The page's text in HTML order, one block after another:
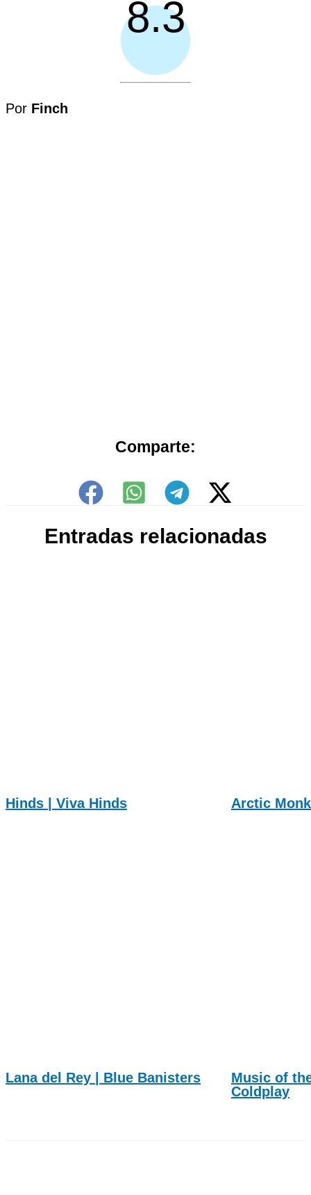
8.3
Por Finch
Comparte:
Entradas relacionadas
Hinds | Viva Hinds Arctic
Lana del Rey | Blue Banisters
Music of
Coldplay